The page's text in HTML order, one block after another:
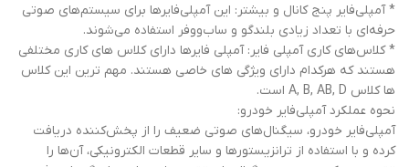
* آمپلی‌فایر پنج کانال و بیشتر: این آمپلی‌فایرها برای سیستم‌های صوتی
حرفه‌ای با تعداد زیادی بلندگو و ساب‌ووفر استفاده می‌شوند.
* کلاس‌های کاری آمپلی فایر: آمپلی فایرها دارای کلاس های کاری مختلفی
هستند که هرکدام دارای ویژگی های خاصی هستند. مهم ترین این کلاس
ها کلاس A, B, AB, D است.
نحوه عملکرد آمپلی‌فایر خودرو:
آمپلی‌فایر خودرو، سیگنال‌های صوتی ضعیف را از پخش‌کننده دریافت
کرده و با استفاده از ترانزیستورها و سایر قطعات الکترونیکی، آن‌ها را